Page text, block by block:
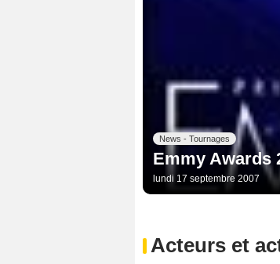
News - Tournages
Emmy Awards
lundi 17 septembre 2007
Acteurs et